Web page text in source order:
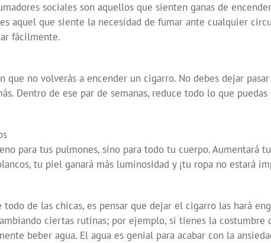
sociales son aquellos que sienten ganas de
aquel que siente la necesidad de fumar ante cualquier
fácilmente.
no volverás a encender un cigarro. No debes dejar
Dentro de ese par de semanas, reduce todo lo que
para tus pulmones, sino para todo tu cuerpo. Aumentará
tu piel ganará más luminosidad y ¡tu ropa no estará
todo de las chicas, es pensar que dejar el cigarro las hará
ciertas rutinas; por ejemplo, si tienes la
beber agua. El agua es genial para acabar con la